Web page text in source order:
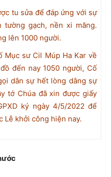
tu sửa để đáp ứng với sự
gạch, nền xi măng.
lên 1000 người.
Mục sư Cil Múp Ha Kar về
đến nay 1050 người, Cố
dân sự hết lòng dâng sự
tớ Chúa đã xin được giấy
ký ngày 4/5/2022 để
Lễ khởi công hiện nay.